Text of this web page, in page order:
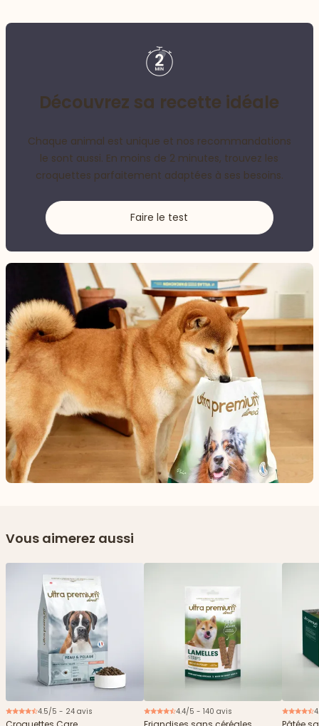
Découvrez sa recette idéale
Chaque animal est unique et nos recommandations
le sont aussi. En moins de 2 minutes, trouvez les
croquettes parfaitement adaptées à ses besoins.
Faire le test
Vous aimerez aussi
4.5/5 - 24 avis 4.4/5 - 140 avis